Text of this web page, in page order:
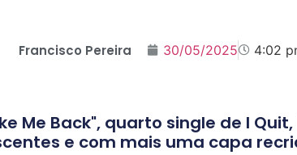
Francisco Pereira 30/05/2025 4:02
Me Back", quarto single de I
e com mais uma capa